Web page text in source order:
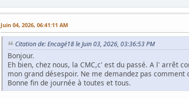
Juin 04, 2026, 06:41:11 AM
Citation de: Encagé18 le Juin 03, 2026, 03:36:53 PM
Bonjour.
Eh bien, chez nous, la CMC,c' est du passé. A l' arrêt
mon grand désespoir. Ne me demandez pas
Bonne fin de journée à toutes et tous.